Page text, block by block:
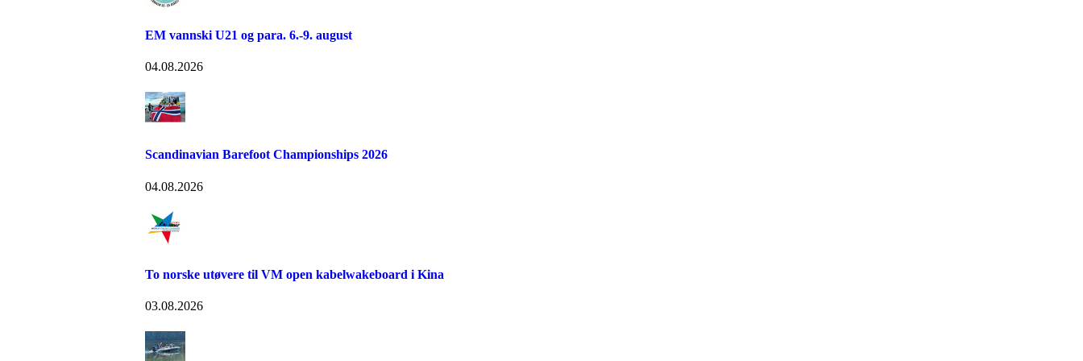
EM vannski U21 og para. 6.-9. august
04.08.2026
Scandinavian Barefoot Championships 2026
04.08.2026
To norske utøvere til VM open kabelwakeboard i Kina
03.08.2026